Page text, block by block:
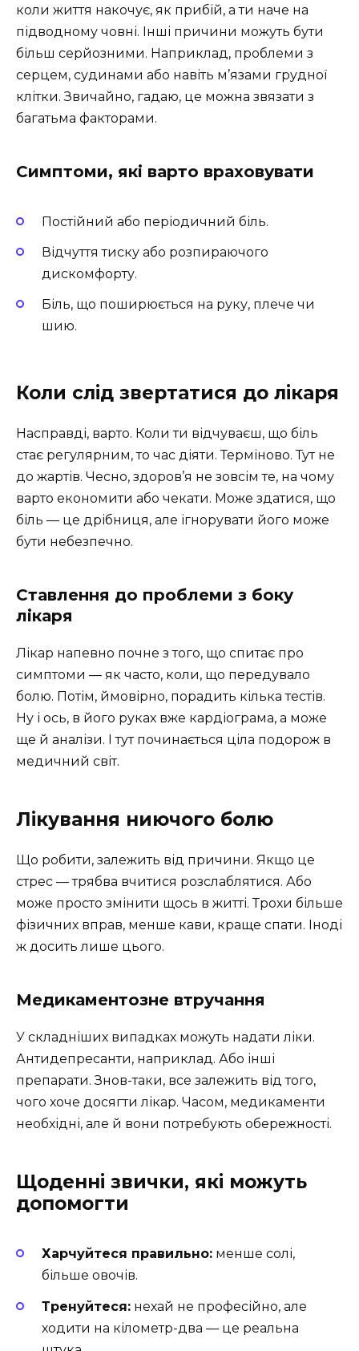
коли життя накочує, як прибій, а ти наче на
підводному човні. Інші причини можуть бути
більш серйозними. Наприклад, проблеми з
серцем, судинами або навіть м’язами грудної
клітки. Звичайно, гадаю, це можна звязати з
багатьма факторами.
Симптоми, які варто враховувати
Постійний або періодичний біль.
Відчуття тиску або розпираючого
дискомфорту.
Біль, що поширюється на руку, плече чи
шию.
Коли слід звертатися до лікаря
Насправді, варто. Коли ти відчуваєш, що біль
стає регулярним, то час діяти. Терміново. Тут не
до жартів. Чесно, здоров’я не зовсім те, на чому
варто економити або чекати. Може здатися, що
біль — це дрібниця, але ігнорувати його може
бути небезпечно.
Ставлення до проблеми з боку
лікаря
Лікар напевно почне з того, що спитає про
симптоми — як часто, коли, що передувало
болю. Потім, ймовірно, порадить кілька тестів.
Ну і ось, в його руках вже кардіограма, а може
ще й аналізи. І тут починається ціла подорож в
медичний світ.
Лікування ниючого болю
Що робити, залежить від причини. Якщо це
стрес — трябва вчитися розслаблятися. Або
може просто змінити щось в житті. Трохи більше
фізичних вправ, менше кави, краще спати. Іноді
ж досить лише цього.
Медикаментозне втручання
У складніших випадках можуть надати ліки.
Антидепресанти, наприклад. Або інші
препарати. Знов-таки, все залежить від того,
чого хоче досягти лікар. Часом, медикаменти
необхідні, але й вони потребують обережності.
Щоденні звички, які можуть
допомогти
Харчуйтеся правильно: менше солі,
більше овочів.
Тренуйтеся: нехай не професійно, але
ходити на кілометр-два — це реальна